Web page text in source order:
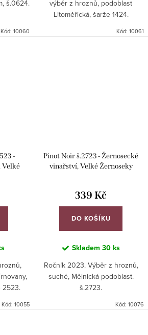
š.0624.
Kód: 10060
výběr z hroznů, podoblast
Litoměřická, šarže 1424.
Kód: 10061
-
Velké
2523.
Kód: 10055
Pinot Noir š.2723 - Žernosecké
vinařství, Velké Žernoseky
339 Kč
DO KOŠÍKU
Skladem 30 ks
Ročník 2023. Výběr z hroznů,
suché, Mělnická podoblast.
š.2723.
Kód: 10076